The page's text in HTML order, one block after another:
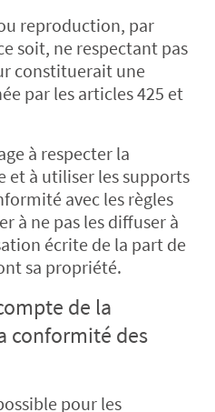
reproduction, par
soit, ne respectant pas
constituerait une
par les articles 425 et
à respecter la
à utiliser les supports
avec les règles
à ne pas les diffuser à
écrite de la part de
sa propriété.
de la
conformité des
pour les